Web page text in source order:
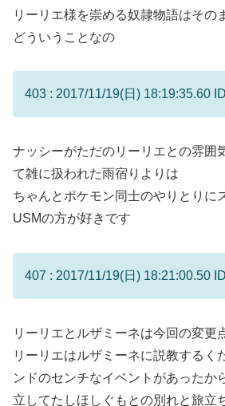
リーリエ様を崇める奴隷物語はその
どういうことなの
403 : 2017/11/19(日) 18:19:35.60
ナッシーがただのリーリエとの雰囲
て雑に扱われた雨宿りよりは
ちゃんとポケモン同士のやりとりに
USMの方が好きです
407 : 2017/11/19(日) 18:21:00.50
リーリエとルザミーネは今回の変更
リーリエはルザミーネに説教するく
ンドのセンチなイベントがあったか
立してたしほしぐもとの別れと旅立